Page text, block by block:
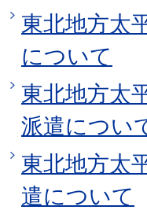
東北地方太
について
東北地方太
派遣につい
東北地方太
遣について